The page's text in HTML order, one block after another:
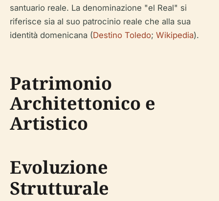
santuario reale. La denominazione "el Real" si
riferisce sia al suo patrocinio reale che alla sua
identità domenicana (Destino Toledo; Wikipedia).
Patrimonio
Architettonico e
Artistico
Evoluzione
Strutturale